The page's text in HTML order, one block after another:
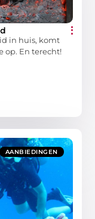
in huis, komt
op. En terecht!
AANBIEDINGEN